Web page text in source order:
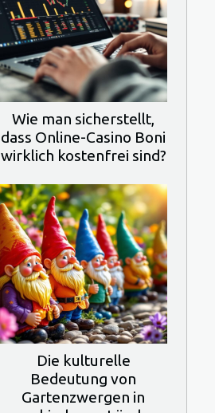
Wie man sicherstellt,
dass Online-Casino Boni
wirklich kostenfrei sind?
Die kulturelle
Bedeutung von
Gartenzwergen in